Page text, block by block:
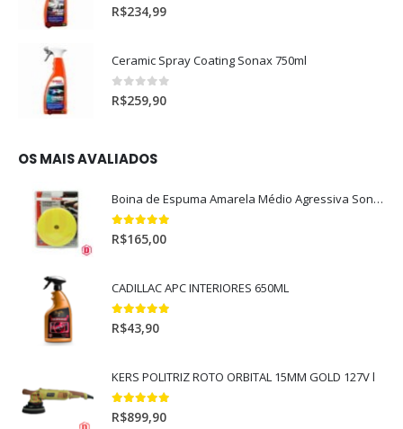
0out of 5
R$234,99
Ceramic Spray Coating Sonax 750ml
0out of 5
R$259,90
OS MAIS AVALIADOS
Boina de Espuma Amarela Médio Agressiva Sonax (5")
5.00out of 5
R$165,00
CADILLAC APC INTERIORES 650ML
5.00out of 5
R$43,90
KERS POLITRIZ ROTO ORBITAL 15MM GOLD 127V l
5.00out of 5
R$899,90